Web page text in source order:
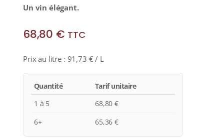
Un vin élégant.
68,80 € TTC
Prix au litre : 91,73 € / L
Quantité
Tarif unitaire
1 à 5
68,80€
6+
65,36€